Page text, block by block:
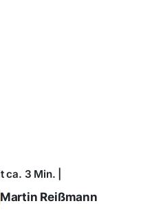
3 Min. |
Martin Reißmann